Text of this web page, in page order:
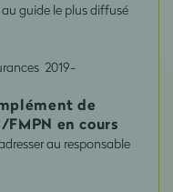
guide le plus diffusé
2019-
de
en cours
au responsable